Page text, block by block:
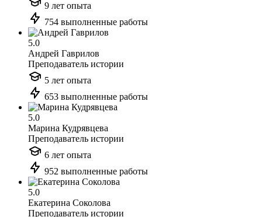
9 лет опыта
754 выполненные работы
5.0
Андрей Гаврилов
Преподаватель истории
5 лет опыта
653 выполненные работы
5.0
Марина Кудрявцева
Преподаватель истории
6 лет опыта
952 выполненные работы
5.0
Екатерина Соколова
Преподаватель истории